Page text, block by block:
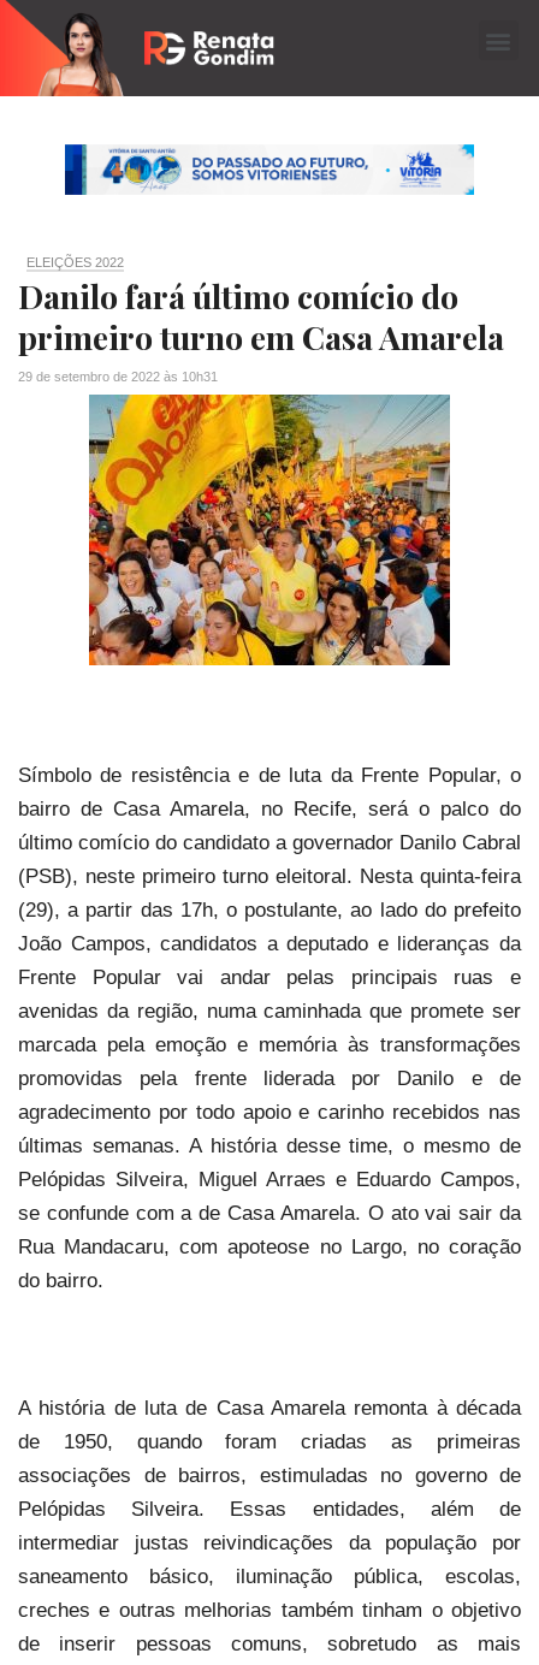
ELEIÇÕES 2022
Danilo fará último comício do
primeiro turno em Casa Amarela
29 de setembro de 2022 às 10h31
Símbolo de resistência e de luta da Frente Popular, o
bairro de Casa Amarela, no Recife, será o palco do
último comício do candidato a governador Danilo Cabral
(PSB), neste primeiro turno eleitoral. Nesta quinta-feira
(29), a partir das 17h, o postulante, ao lado do prefeito
João Campos, candidatos a deputado e lideranças da
Frente Popular vai andar pelas principais ruas e
avenidas da região, numa caminhada que promete ser
marcada pela emoção e memória às transformações
promovidas pela frente liderada por Danilo e de
agradecimento por todo apoio e carinho recebidos nas
últimas semanas. A história desse time, o mesmo de
Pelópidas Silveira, Miguel Arraes e Eduardo Campos,
se confunde com a de Casa Amarela. O ato vai sair da
Rua Mandacaru, com apoteose no Largo, no coração
do bairro.
A história de luta de Casa Amarela remonta à década
de 1950, quando foram criadas as primeiras
associações de bairros, estimuladas no governo de
Pelópidas Silveira. Essas entidades, além de
intermediar justas reivindicações da população por
saneamento básico, iluminação pública, escolas,
creches e outras melhorias também tinham o objetivo
de inserir pessoas comuns, sobretudo as mais